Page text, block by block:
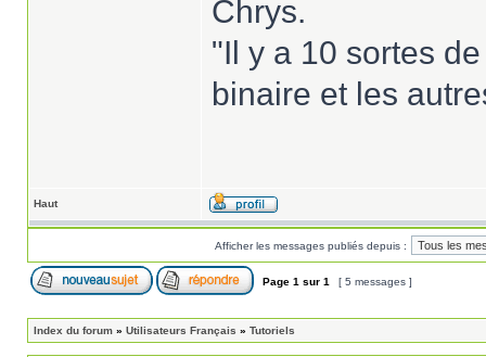
Chrys.
"Il y a 10 sortes
binaire et les
Haut
Afficher les messages publiés depuis :
Page 1 sur 1 [ 5 messages ]
Index du forum » Utilisateurs Français » Tutoriels